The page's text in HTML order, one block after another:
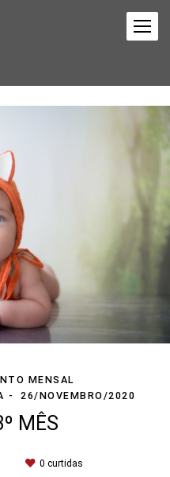
MENSAL
26/NOVEMBRO/2020
MÊS
0 curtidas